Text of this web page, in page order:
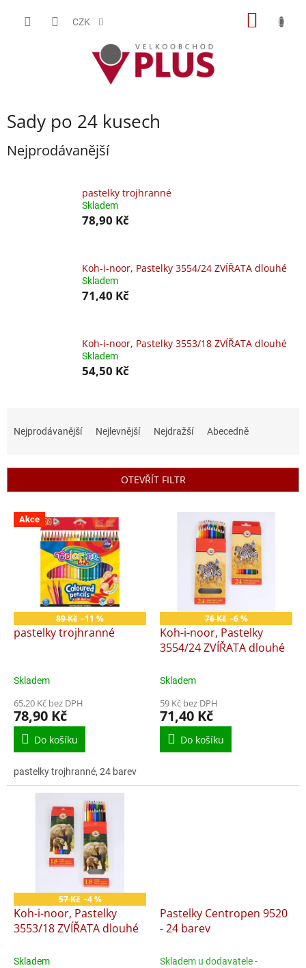
CZK
Sady po 24 kusech
Nejprodávanější
pastelky trojhranné
Skladem
78,90 Kč
Koh-i-noor, Pastelky 3554/24 ZVÍŘATA dlouhé
Skladem
71,40 Kč
Koh-i-noor, Pastelky 3553/18 ZVÍŘATA dlouhé
Skladem
54,50 Kč
í
ů
Nejprodávanější Nejlevnější Nejdražší Abecedně
OTEVŘÍT FILTR
V
o
Akce
89 Kč –11 %
pastelky trojhranné
Skladem
65,20 Kč bez DPH
78,90 Kč
Do košíku
pastelky trojhranné, 24 barev
76 Kč –6 %
Koh-i-noor, Pastelky
3554/24 ZVÍŘATA dlouhé
Skladem
59 Kč bez DPH
71,40 Kč
Do košíku
57 Kč –4 %
Koh-i-noor, Pastelky
3553/18 ZVÍŘATA dlouhé
Skladem
Pastelky Centropen 9520
- 24 barev
Skladem u dodavatele -